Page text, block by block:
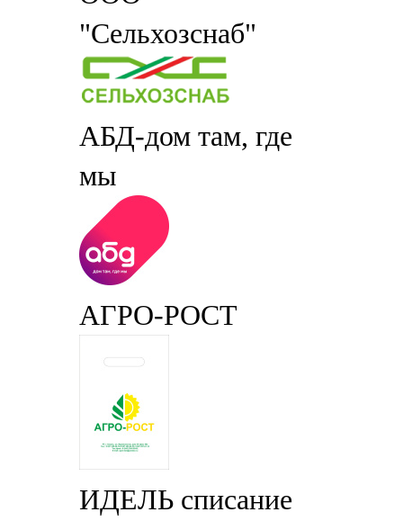
"Сельхозснаб"
АБД-дом там, где
мы
АГРО-РОСТ
ИДЕЛЬ списание